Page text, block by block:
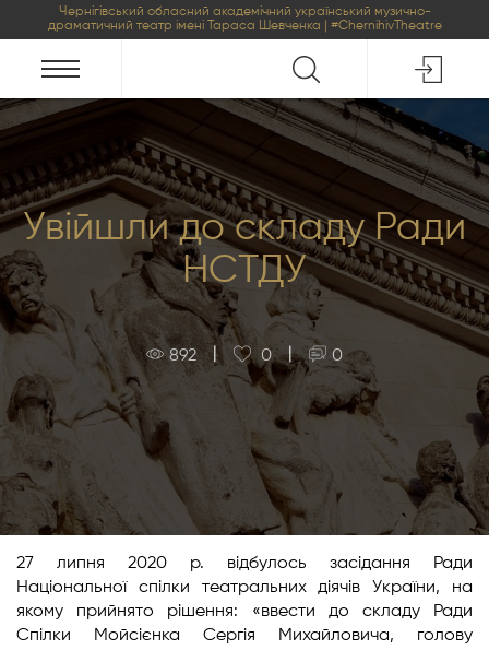
Чернігівський обласний академічний український музично-
драматичний театр імені Тараса Шевченка | #ChernihivTheatre
Увійшли до складу Ради
НСТДУ
892 | 0 | 0
27 липня 2020 р. відбулось засідання Ради
Національної спілки театральних діячів України, на
якому прийнято рішення: «ввести до складу Ради
Спілки Мойсієнка Сергія Михайловича, голову